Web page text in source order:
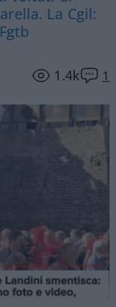
La Cgil:
1.4k 1